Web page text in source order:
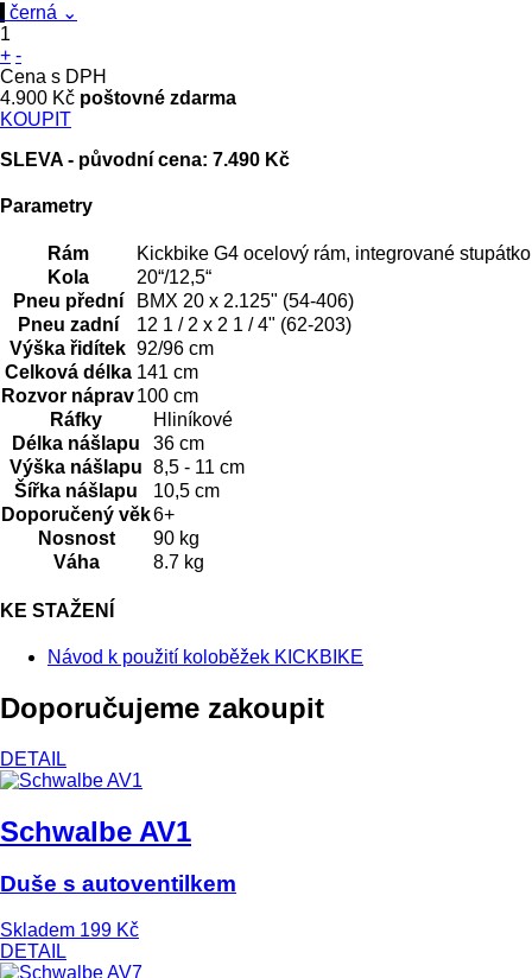
černá ⌄
1
+ -
Cena s DPH
4.900 Kč poštovné zdarma
KOUPIT
SLEVA - původní cena: 7.490 Kč
Parametry
Rám
Kickbike G4 ocelový rám, integrované stupátko
Kola
20“/12,5“
Pneu přední
BMX 20 x 2.125" (54-406)
Pneu zadní
12 1 / 2 x 2 1 / 4" (62-203)
Výška řidítek 92/96 cm
Celková délka 141 cm
Rozvor náprav100 cm
Ráfky
Hliníkové
Délka nášlapu
36 cm
Výška nášlapu 8,5 - 11 cm
Šířka nášlapu
10,5 cm
Doporučený věk6+
Nosnost
90 kg
Váha
8.7 kg
KE STAŽENÍ
Návod k použití koloběžek KICKBIKE
Doporučujeme zakoupit
DETAIL
Schwalbe AV1
Duše s autoventilkem
Skladem 199 Kč
DETAIL